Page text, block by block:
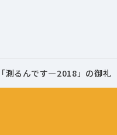
測るんです―2018」の御礼